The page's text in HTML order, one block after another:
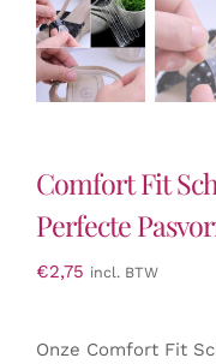
Comfort Fit
Perfecte
€2,75 incl. BTW
Onze Comfort Fit